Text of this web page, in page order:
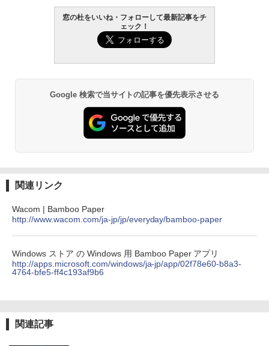
窓の杜をいいね・フォローして最新記事をチ
ェック！
Google 検索で当サイトの記事を優先表示させる
関連リンク
Wacom | Bamboo Paper
http://www.wacom.com/ja-jp/jp/everyday/bamboo-paper
Windows ストア の Windows 用 Bamboo Paper アプリ
http://apps.microsoft.com/windows/ja-jp/app/02f78e60-b8a3-
4764-bfe5-ff4c193af9b6
関連記事